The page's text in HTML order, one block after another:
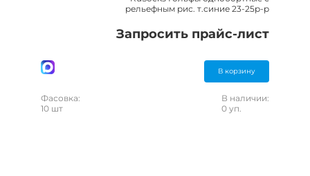
рельефным рис. т.синие 23-25р-р
Запросить прайс-лист
В корзину
Фасовка:
10 шт
В наличии:
0 уп.